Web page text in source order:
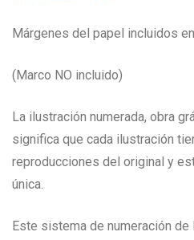
Márgenes del papel incluidos
(Marco NO incluido)
La ilustración numerada, obra
significa que cada ilustración
reproducciones del original y
única.
Este sistema de numeración